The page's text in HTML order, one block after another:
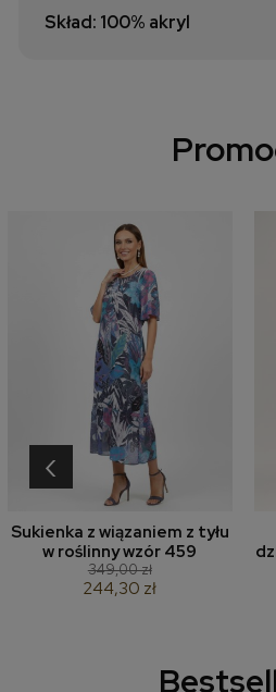
Skład: 100% akryl
Sukienka z wiązaniem z tyłu
w roślinny wzór 459
349,00 zł
244,30 zł
‹